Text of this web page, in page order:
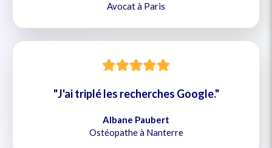
Avocat à Paris
"J'ai triplé les recherches Google."
Albane Paubert
Ostéopathe à Nanterre